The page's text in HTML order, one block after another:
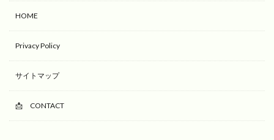
HOME
Privacy Policy
サイトマップ
📩 CONTACT